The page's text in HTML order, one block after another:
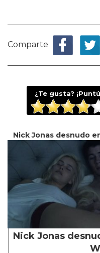
Comparte
¿Te gusta?
Nick Jonas desnudo
Nick Jonas